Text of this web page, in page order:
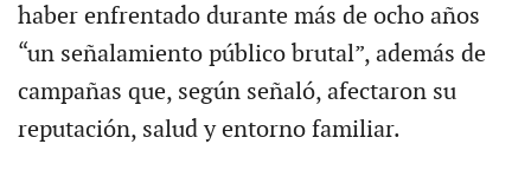
haber enfrentado durante más de ocho años
“un señalamiento público brutal”, además de
campañas que, según señaló, afectaron su
reputación, salud y entorno familiar.